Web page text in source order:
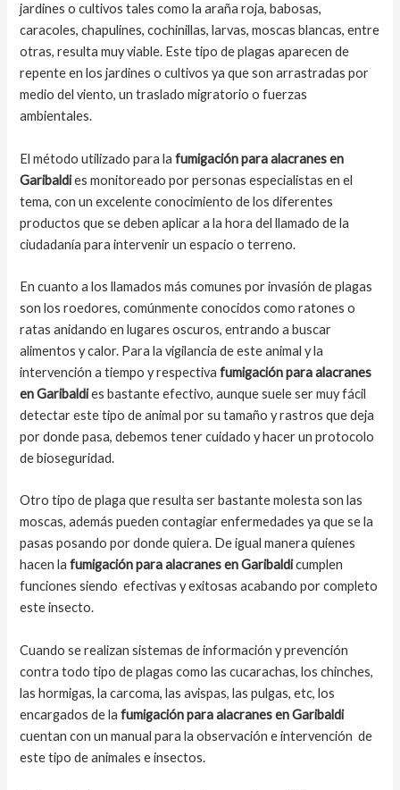
jardines o cultivos tales como la araña roja, babosas,
caracoles, chapulines, cochinillas, larvas, moscas blancas, entre
otras, resulta muy viable. Este tipo de plagas aparecen de
repente en los jardines o cultivos ya que son arrastradas por
medio del viento, un traslado migratorio o fuerzas
ambientales.
El método utilizado para la fumigación para alacranes en
Garibaldies monitoreado por personas especialistas en el
tema, con un excelente conocimiento de los diferentes
productos que se deben aplicar a la hora del llamado de la
ciudadanía para intervenir un espacio o terreno.
En cuanto a los llamados más comunes por invasión de plagas
son los roedores, comúnmente conocidos como ratones o
ratas anidando en lugares oscuros, entrando a buscar
alimentos y calor. Para la vigilancia de este animal y la
intervención a tiempo y respectivafumigación para alacranes
en Garibaldies bastante efectivo, aunque suele ser muy fácil
detectar este tipo de animal por su tamaño y rastros que deja
por donde pasa, debemos tener cuidado y hacer un protocolo
de bioseguridad.
Otro tipo de plaga que resulta ser bastante molesta son las
moscas, además pueden contagiar enfermedades ya que se la
pasas posando por donde quiera. De igual manera quienes
hacen lafumigación para alacranes en Garibaldicumplen
funciones siendo efectivas y exitosas acabando por completo
este insecto.
Cuando se realizan sistemas de información y prevención
contra todo tipo de plagas como las cucarachas, los chinches,
las hormigas, la carcoma, las avispas, las pulgas, etc, los
encargados de lafumigación para alacranes en Garibaldi
cuentan con un manual para la observación e intervención de
este tipo de animales e insectos.